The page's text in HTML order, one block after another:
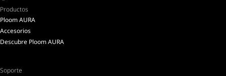
Productos
Ploom AURA
Accesorios
Descubre Ploom AURA
Soporte